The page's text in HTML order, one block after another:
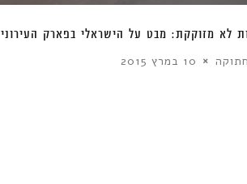
לא מזוקקת: מבט על הישראלי בפארק העירוני
10 במרץ 2015